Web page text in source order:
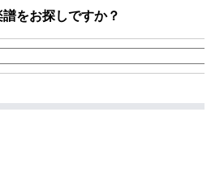
譜をお探しですか？